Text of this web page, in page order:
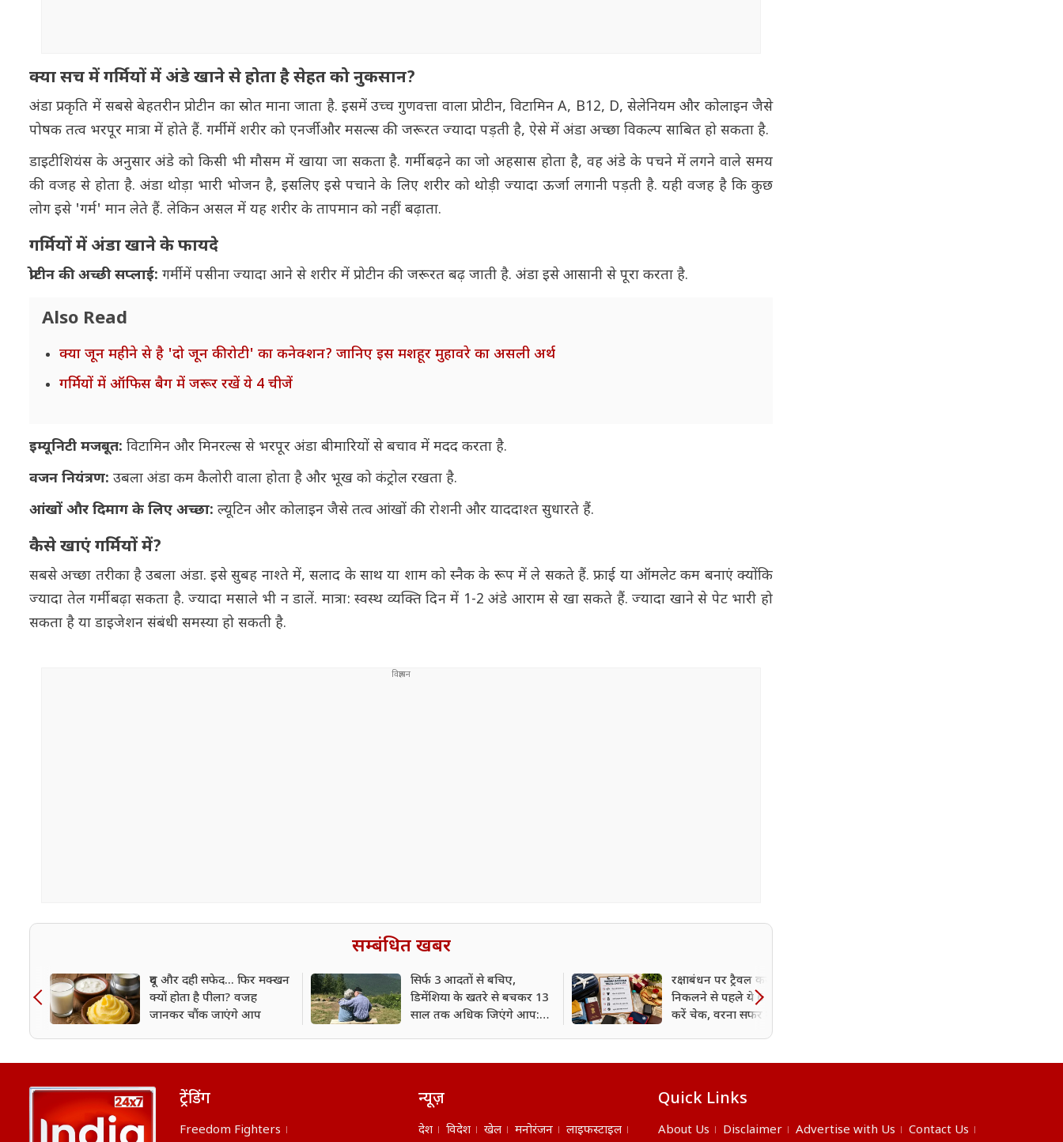
क्या सच में गर्मियों में अंडे खाने से होता है सेहत को नुकसान?
अंडा प्रकृति में सबसे बेहतरीन प्रोटीन का स्रोत माना जाता है. इसमें उच्च गुणवत्ता वाला प्रोटीन, विटामिन A, B12, D, सेलेनियम और कोलाइन जैसे
पोषक तत्व भरपूर मात्रा में होते हैं. गर्मी में शरीर को एनर्जी और मसल्स की जरूरत ज्यादा पड़ती है, ऐसे में अंडा अच्छा विकल्प साबित हो सकता है.
डाइटीशियंस के अनुसार अंडे को किसी भी मौसम में खाया जा सकता है. गर्मी बढ़ने का जो अहसास होता है, वह अंडे के पचने में लगने वाले समय
की वजह से होता है. अंडा थोड़ा भारी भोजन है, इसलिए इसे पचाने के लिए शरीर को थोड़ी ज्यादा ऊर्जा लगानी पड़ती है. यही वजह है कि कुछ
लोग इसे 'गर्म' मान लेते हैं. लेकिन असल में यह शरीर के तापमान को नहीं बढ़ाता.
गर्मियों में अंडा खाने के फायदे
प्रोटीन की अच्छी सप्लाई: गर्मी में पसीना ज्यादा आने से शरीर में प्रोटीन की जरूरत बढ़ जाती है. अंडा इसे आसानी से पूरा करता है.
Also Read
क्या जून महीने से है 'दो जून की रोटी' का कनेक्शन? जानिए इस मशहूर मुहावरे का असली अर्थ
गर्मियों में ऑफिस बैग में जरूर रखें ये 4 चीजें
इम्यूनिटी मजबूत: विटामिन और मिनरल्स से भरपूर अंडा बीमारियों से बचाव में मदद करता है.
वजन नियंत्रण: उबला अंडा कम कैलोरी वाला होता है और भूख को कंट्रोल रखता है.
आंखों और दिमाग के लिए अच्छा: ल्यूटिन और कोलाइन जैसे तत्व आंखों की रोशनी और याददाश्त सुधारते हैं.
कैसे खाएं गर्मियों में?
सबसे अच्छा तरीका है उबला अंडा. इसे सुबह नाश्ते में, सलाद के साथ या शाम को स्नैक के रूप में ले सकते हैं. फ्राई या ऑमलेट कम बनाएं क्योंकि
ज्यादा तेल गर्मी बढ़ा सकता है. ज्यादा मसाले भी न डालें. मात्रा: स्वस्थ व्यक्ति दिन में 1-2 अंडे आराम से खा सकते हैं. ज्यादा खाने से पेट भारी हो
सकता है या डाइजेशन संबंधी समस्या हो सकती है.
सम्बंधित खबर
दूध और दही सफेद... फिर मक्खन
क्यों होता है पीला? वजह
जानकर चौंक जाएंगे आप
सिर्फ 3 आदतों से बचिए,
डिमेंशिया के खतरे से बचकर 13
साल तक अधिक जिएंगे आप:
रक्षाबंधन पर ट्रैवल कर रहे हैं?
निकलने से पहले ये 6 चीजें जरूर
करें चेक, वरना सफर में हो सकती
ट्रेंडिंग
Freedom Fighters
न्यूज़
देश विदेश खेल मनोरंजन लाइफस्टाइल
Quick Links
About Us Disclaimer Advertise with Us Contact Us